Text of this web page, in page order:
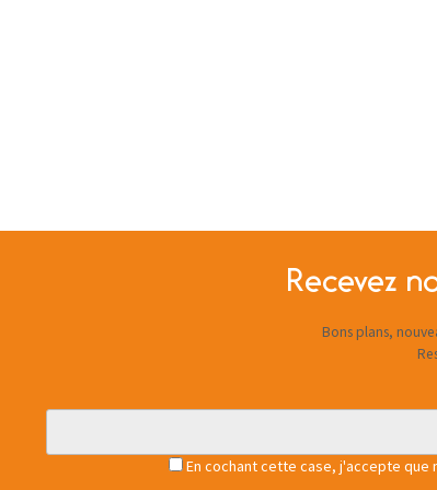
Recevez
Bons plans,
En cochant cette case, j'accepte que